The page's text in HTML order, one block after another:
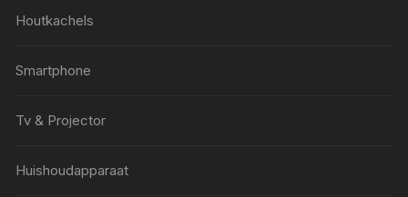
Houtkachels
Smartphone
Tv & Projector
Huishoudapparaat